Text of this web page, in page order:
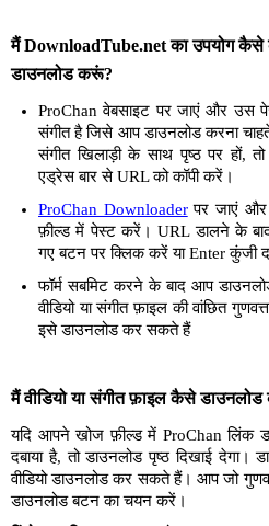
मैं DownloadTube.net का उपयोग
डाउनलोड करूं?
ProChan वेबसाइट पर जाएं और उस
संगीत है जिसे आप डाउनलोड करना
संगीत खिलाड़ी के साथ पृष्ठ पर हों,
एड्रेस बार से URL को कॉपी करें।
ProChan Downloaderपर जाएं और
फ़ील्ड में पेस्ट करें। URL डालने के
गए बटन पर क्लिक करें या Enter कुंजी
फॉर्म सबमिट करने के बाद आप
वीडियो या संगीत फ़ाइल की वांछित
इसे डाउनलोड कर सकते हैं
मैं वीडियो या संगीत फ़ाइल कैसे
यदि आपने खोज फ़ील्ड में ProChan लिंक
दबाया है, तो डाउनलोड पृष्ठ दिखाई देगा।
वीडियो डाउनलोड कर सकते हैं। आप जो
डाउनलोड बटन का चयन करें।